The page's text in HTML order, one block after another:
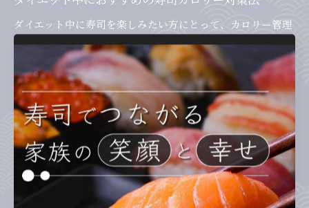
ダイエット中に寿司を楽しみたい方にとって、カロリー管理
は大きな課題です。寿司は一見ヘルシーなイメージがありま
すが、ネタやシャリの量によってカロリーは大きく変動しま
す。そこで、まずは一貫あたりのカロリーや、低カロリーな
寿司ネタを把握することが大切です。
例えば、サーモンやマグロの赤身、イカ、タコなどは比較的
カロリーが低めで、ダイエット中でも選びやすいネタです。
逆に、穴子やうなぎ、マヨネーズや揚げ物が使われている寿
司は高カロリーになりがちなので注意しましょう。失敗例と
して、つい人気ネタばかり選んでしまい、1食で10貫以上食